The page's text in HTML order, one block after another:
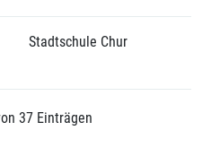
Stadtschule Chur
37 Einträgen